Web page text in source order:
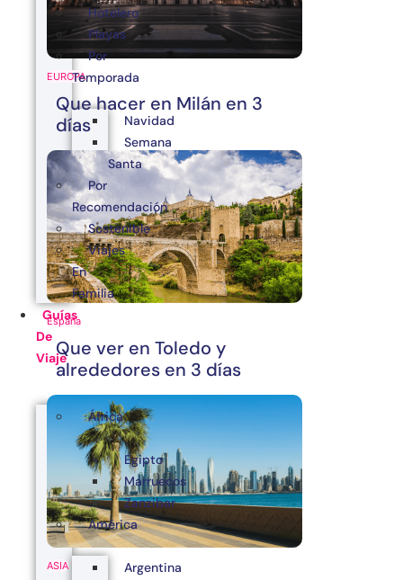
EUROPA
Que hacer en Milán en 3
días
España
Que ver en Toledo y
alrededores en 3 días
ASIA
Hotelero
Playas
Por
Temporada
Navidad
Semana
Santa
Por
Recomendación
Sostenible
Viajes
En
Familia
Guías
De
Viaje
África
Egipto
Marruecos
Zanzibar
América
Argentina